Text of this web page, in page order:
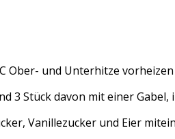
Ober- und Unterhitze
3 Stück davon mit einer
Vanillezucker und Eier